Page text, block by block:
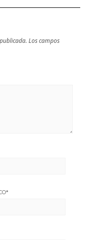
Los campos
*